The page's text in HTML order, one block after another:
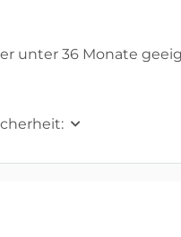
unter 36 Monate